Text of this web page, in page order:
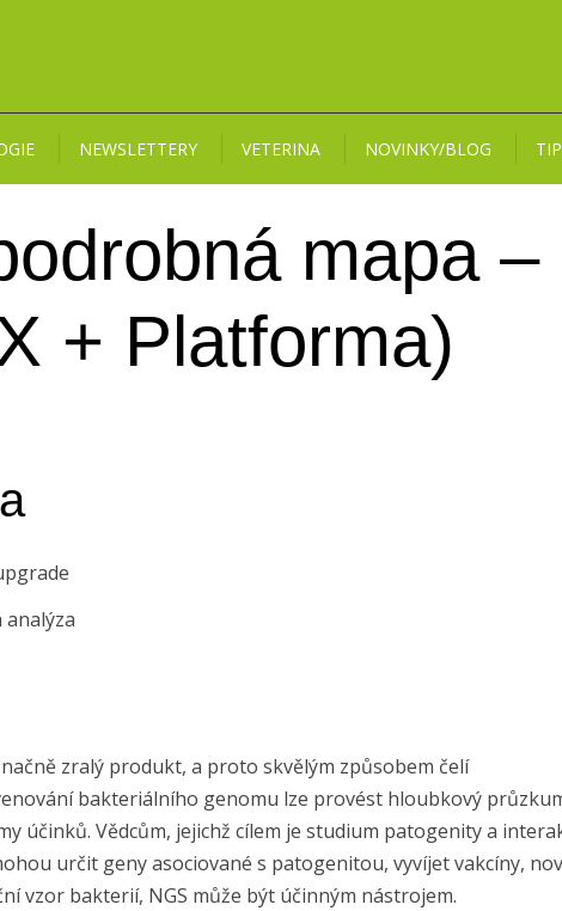
NEWSLETTERY VETERINA NOVINKY/BLOG
mapa –
+ Platforma)
zralý produkt, a proto skvělým způsobem čelí
bakteriálního genomu lze provést hloubkový
účinků. Vědcům, jejichž cílem je studium patogenity a
určit geny asociované s patogenitou, vyvíjet vakcíny,
vzor bakterií, NGS může být účinným nástrojem.